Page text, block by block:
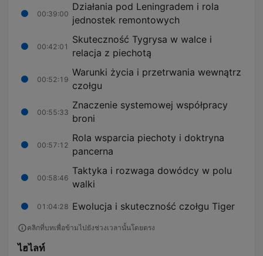
00:39:00
Działania pod Leningradem i rola
jednostek remontowych
00:42:01
Skuteczność Tygrysa w walce i
relacja z piechotą
00:52:19
Warunki życia i przetrwania wewnątrz
czołgu
00:55:33
Znaczenie systemowej współpracy
broni
00:57:12
Rola wsparcia piechoty i doktryna
pancerna
00:58:46
Taktyka i rozwaga dowódcy w polu
walki
01:04:28 Ewolucja i skuteczność czołgu Tiger
คลิกที่บทเพื่อข้ามไปยังช่วงเวลานั้นโดยตรง
ไฮไลท์